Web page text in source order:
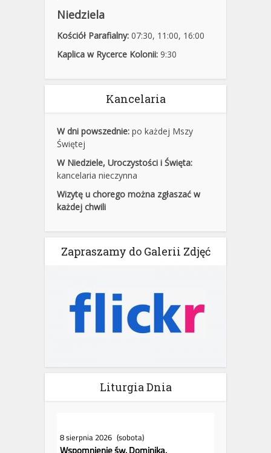
Niedziela
Kościół Parafialny: 07:30, 11:00, 16:00
Kaplica w Rycerce Kolonii: 9:30
Kancelaria
W dni powszednie: po każdej Mszy
Świętej
W Niedziele, Uroczystości i Święta:
kancelaria nieczynna
Wizytę u chorego można zgłaszać w
każdej chwili
Zapraszamy do Galerii Zdjęć
Liturgia Dnia